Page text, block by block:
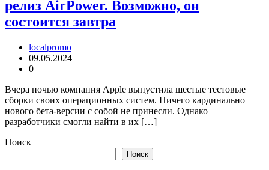
релиз AirPower. Возможно, он
состоится завтра
localpromo
09.05.2024
0
Вчера ночью компания Apple выпустила шестые тестовые
сборки своих операционных систем. Ничего кардинально
нового бета-версии с собой не принесли. Однако
разработчики смогли найти в их […]
Поиск
Поиск